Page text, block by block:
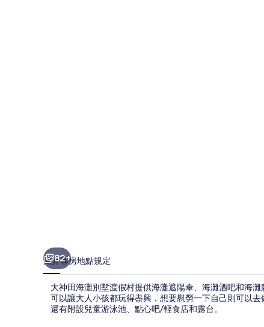
82+
簡介客房地點規定
大神田海灘別墅渡假村提供海灘遮陽傘、海灘酒吧和海
可以讓大人小孩都玩得盡興，想要慰勞一下自己則可以
還有附設兒童游泳池、點心吧/輕食店和露台。